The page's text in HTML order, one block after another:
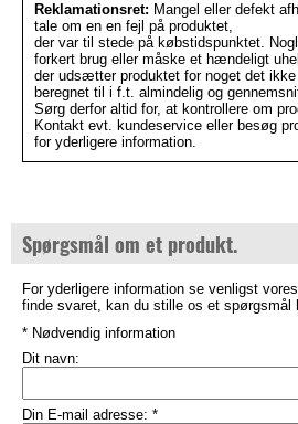
Reklamationsret: Mangel eller defekt
tale om en en fejl på produktet,
der var til stede på købstidspunktet.
forkert brug eller måske et hændeligt
der udsætter produktet for noget det
beregnet til i f.t. almindelig og
Sørg derfor altid for, at kontrollere om
Kontakt evt. kundeservice eller besøg
for yderligere information.
Spørgsmål om et produkt.
For yderligere information se venligst vores
finde svaret, kan du stille os et spørgsmål
* Nødvendig information
Dit navn:
Din E-mail adresse: *